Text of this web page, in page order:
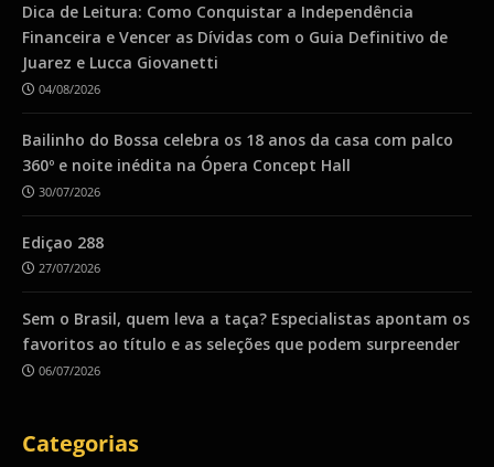
Dica de Leitura: Como Conquistar a Independência
Financeira e Vencer as Dívidas com o Guia Definitivo de
Juarez e Lucca Giovanetti
04/08/2026
Bailinho do Bossa celebra os 18 anos da casa com palco
360º e noite inédita na Ópera Concept Hall
30/07/2026
Ediçao 288
27/07/2026
Sem o Brasil, quem leva a taça? Especialistas apontam os
favoritos ao título e as seleções que podem surpreender
06/07/2026
Categorias